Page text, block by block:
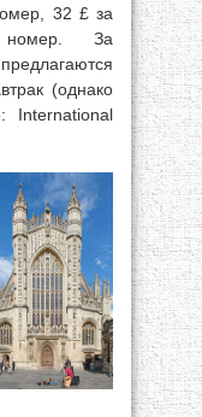
32 £ за
номер. За
(однако
International